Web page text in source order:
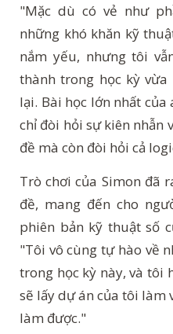
"Mặc dù có vẻ như
những khó khăn kỹ
nắm yếu, nhưng tôi
thành trong học kỳ
lại. Bài học lớn nhất
chỉ đòi hỏi sự kiên nhẫn
đề mà còn đòi hỏi cả
Trò chơi của Simon đã
đề, mang đến cho
phiên bản kỹ thuật số
"Tôi vô cùng tự hào về
trong học kỳ này, và tôi
sẽ lấy dự án của tôi làm
làm được."